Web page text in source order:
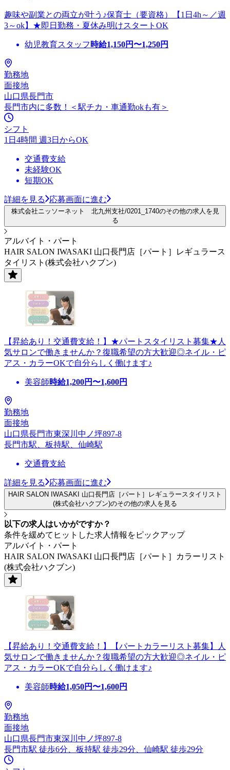
趣味や副業との両立が叶う♪保育士（要資格）【1日4h～／週
3～ok】★即日勤務・夏休み明けスタートOK
幼児教育スタッフ 時給1,150円〜1,250円
勤務地
面接地
山口県長門市
長門市内に多数！＜駅チカ・車通勤okも有＞
シフト
1日4時間 週3日からOK
交通費支給
未経験OK
短期OK
詳細を見る 応募画面に進む
株式会社ニッソーネット 北九州支社/0201_1740のその他の求人を見
る
アルバイト・パート
HAIR SALON IWASAKI 山口長門店［パート］レギュラース
タイリスト(株式会社ハクブン)
【昇給あり！交通費支給！】★パートスタイリスト募集★人
気サロンで働きませんか？復職希望の方大歓迎◎ネイル・ピ
アス・カラーOKで自分らしく働けます♪
美容師時給1,200円〜1,600円
勤務地
面接地
山口県長門市東深川中ノ坪897-8
長門市駅、板持駅、仙崎駅
交通費支給
詳細を見る 応募画面に進む
HAIR SALON IWASAKI 山口長門店［パート］レギュラースタイリスト
(株式会社ハクブン)のその他の求人を見る
以下の求人はいかがですか？
条件を緩めてヒットした求人情報をピックアップ
アルバイト・パート
HAIR SALON IWASAKI 山口長門店［パート］カラーリスト
(株式会社ハクブン)
【昇給あり！交通費支給！】【パートカラーリスト募集】人
気サロンで働きませんか？復職希望の方大歓迎◎ネイル・ピ
アス・カラーOKで自分らしく働けます♪
美容師時給1,050円〜1,600円
勤務地
面接地
山口県長門市東深川中ノ坪897-8
長門市駅 徒歩6分、板持駅 徒歩29分、仙崎駅 徒歩29分